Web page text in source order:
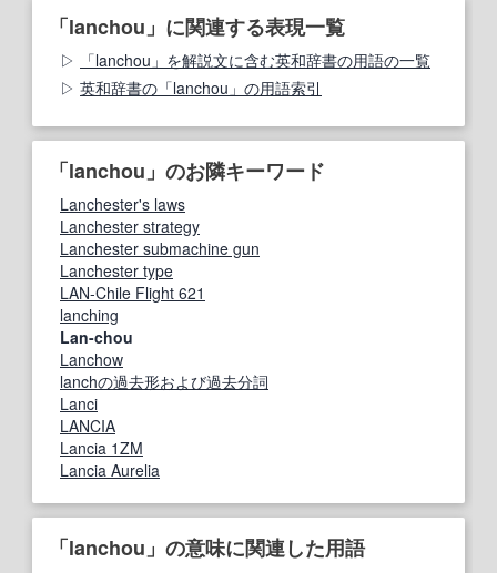
「lanchou」に関連する表現一覧
「lanchou」を解説文に含む英和辞書の用語の一覧
英和辞書の「lanchou」の用語索引
「lanchou」のお隣キーワード
Lanchester's laws
Lanchester strategy
Lanchester submachine gun
Lanchester type
LAN-Chile Flight 621
lanching
Lan-chou
Lanchow
lanchの過去形および過去分詞
Lanci
LANCIA
Lancia 1ZM
Lancia Aurelia
「lanchou」の意味に関連した用語